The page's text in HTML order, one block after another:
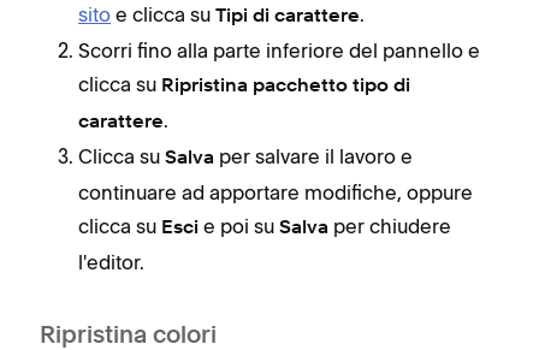
sito e clicca su Tipi di carattere.
Scorri fino alla parte inferiore del pannello e
clicca su Ripristina pacchetto tipo di
carattere.
Clicca su Salva per salvare il lavoro e
continuare ad apportare modifiche, oppure
clicca su Esci e poi su Salva per chiudere
l'editor.
Ripristina colori